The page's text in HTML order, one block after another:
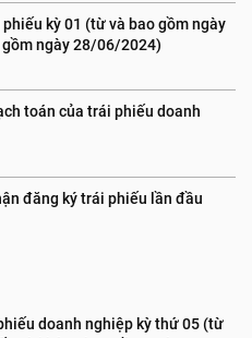
kỳ 01 (từ và bao gồm ngày
ngày 28/06/2024)
toán của trái phiếu doanh
đăng ký trái phiếu lần đầu
doanh nghiệp kỳ thứ 05 (từ